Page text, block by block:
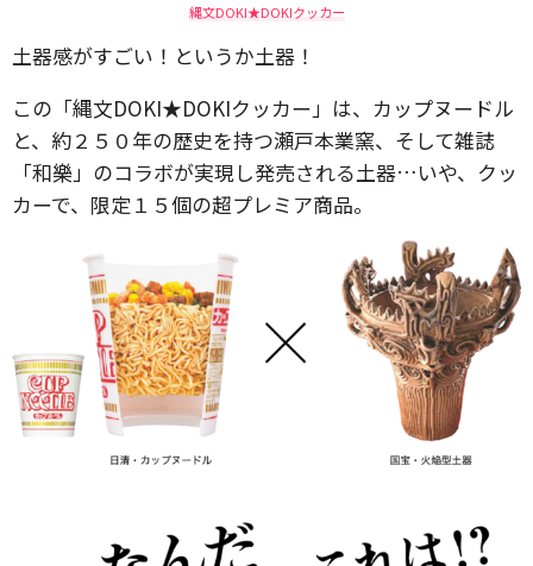
縄文DOKI★DOKIクッカー
土器感がすごい！というか土器！
この「縄文DOKI★DOKIクッカー」は、カップヌードル
と、約２５０年の歴史を持つ瀬戸本業窯、そして雑誌
「和樂」のコラボが実現し発売される土器…いや、クッ
カーで、限定１５個の超プレミア商品。